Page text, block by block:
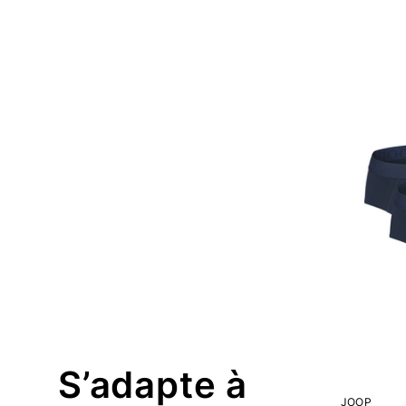
S’adapte à JOOP